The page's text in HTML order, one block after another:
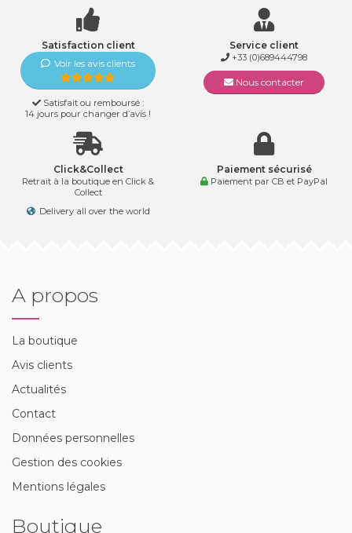
Satisfaction client
Voir les avis clients
Satisfait ou remboursé :
14 jours pour changer d’avis !
Service client
+33 (0)689444798
Nous contacter
Click&Collect
Retrait à la boutique en Click &
Collect
Delivery all over the world
Paiement sécurisé
Paiement par CB et PayPal
A propos
La boutique
Avis clients
Actualités
Contact
Données personnelles
Gestion des cookies
Mentions légales
Boutique